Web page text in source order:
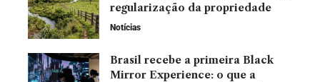
regularização da propriedade
Notícias
Brasil recebe a primeira Black
Mirror Experience: o que a